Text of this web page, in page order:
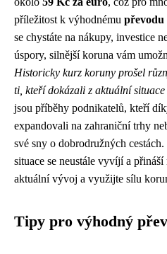
příležitost k výhodnému převodu
se chystáte na nákupy, investice
úspory, silnější koruna vám
Historicky kurz koruny prošel
ti, kteří dokázali z aktuální
jsou příběhy podnikatelů, kteří
expandovali na zahraniční trhy
své sny o dobrodružných
situace se neustále vyvíjí a
aktuální vývoj a využijte sílu
Tipy pro výhodný